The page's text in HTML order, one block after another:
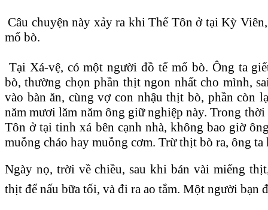
Câu chuyện này xảy ra khi Thế Tôn ở tại Kỳ
mổ bò.
Tại Xá-vệ, có một người đồ tể mổ bò. Ông ta
bò, thường chọn phần thịt ngon nhất cho mình,
vào bàn ăn, cùng vợ con nhậu thịt bò, phần còn
năm mươi lăm năm ông giữ nghiệp này. Trong thời
Tôn ở tại tinh xá bên cạnh nhà, không bao giờ
muỗng cháo hay muỗng cơm. Trừ thịt bò ra, ông ta
Ngày nọ, trời về chiều, sau khi bán vài miếng
thịt để nấu bữa tối, và đi ra ao tắm. Một người bạn